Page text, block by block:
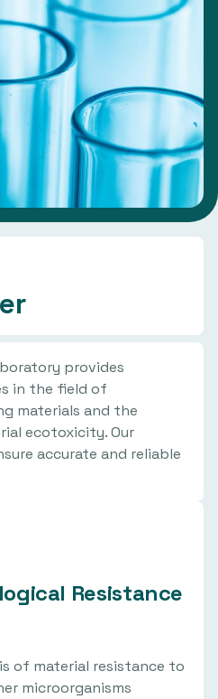
provides
in the field of
materials and the
ecotoxicity. Our
accurate and reliable
Resistance
of material resistance to
microorganisms